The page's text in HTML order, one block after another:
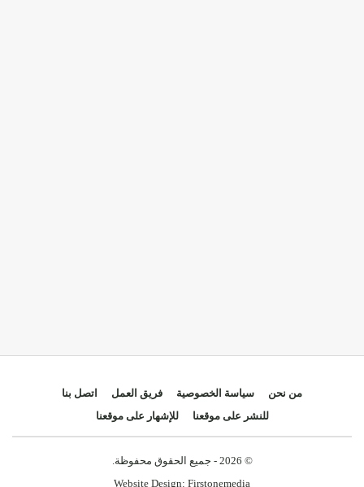
من نحن سياسة الخصوصية فريق العمل
اتصل بنا
للنشر على موقعنا
للإشهار على موقعنا
© 2026 - جميع الحقوق محفوظة.
Website Design: Firstonemedia